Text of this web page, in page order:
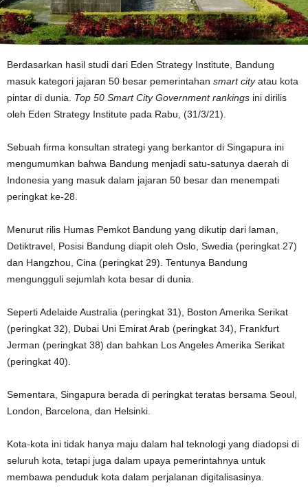
Berdasarkan hasil studi dari Eden Strategy Institute, Bandung
masuk kategori jajaran 50 besar pemerintahan smart cityatau kota
pintar di dunia. Top 50 Smart City Government rankings ini dirilis
oleh Eden Strategy Institute pada Rabu, (31/3/21).
Sebuah firma konsultan strategi yang berkantor di Singapura ini
mengumumkan bahwa Bandung menjadi satu-satunya daerah di
Indonesia yang masuk dalam jajaran 50 besar dan menempati
peringkat ke-28.
Menurut rilis Humas Pemkot Bandung yang dikutip dari laman,
Detiktravel, Posisi Bandung diapit oleh Oslo, Swedia (peringkat 27)
dan Hangzhou, Cina (peringkat 29). Tentunya Bandung
mengungguli sejumlah kota besar di dunia.
Seperti Adelaide Australia (peringkat 31), Boston Amerika Serikat
(peringkat 32), Dubai Uni Emirat Arab (peringkat 34), Frankfurt
Jerman (peringkat 38) dan bahkan Los Angeles Amerika Serikat
(peringkat 40).
Sementara, Singapura berada di peringkat teratas bersama Seoul,
London, Barcelona, dan Helsinki.
Kota-kota ini tidak hanya maju dalam hal teknologi yang diadopsi di
seluruh kota, tetapi juga dalam upaya pemerintahnya untuk
membawa penduduk kota dalam perjalanan digitalisasinya.